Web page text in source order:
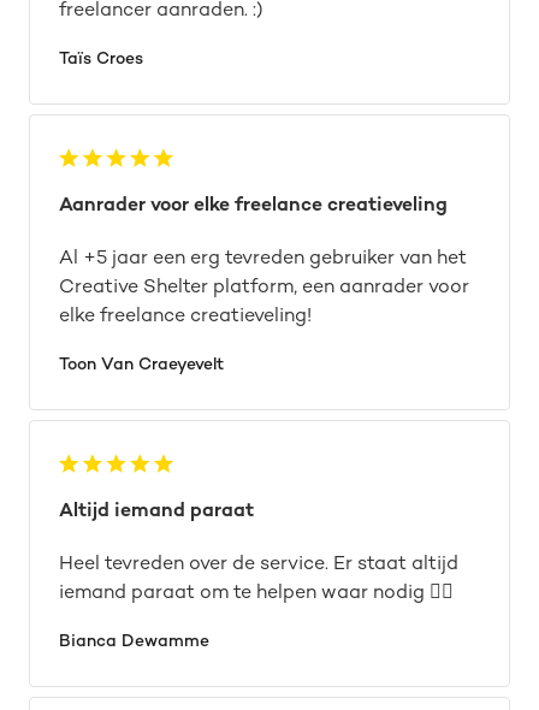
freelancer aanraden. :)
Taïs Croes
Aanrader voor elke freelance creatieveling
Al +5 jaar een erg tevreden gebruiker van het
Creative Shelter platform, een aanrader voor
elke freelance creatieveling!
Toon Van Craeyevelt
Altijd iemand paraat
Heel tevreden over de service. Er staat altijd
iemand paraat om te helpen waar nodig 👌🏼
Bianca Dewamme